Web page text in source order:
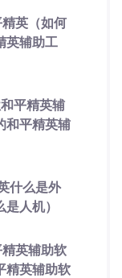
英（如何
英辅助工
平精英辅
和平精英辅
什么是外
人机）
英辅助软
精英辅助软